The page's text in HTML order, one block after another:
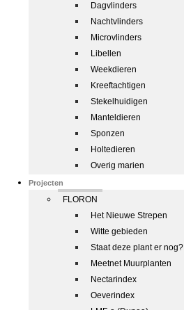
Dagvlinders
Nachtvlinders
Microvlinders
Libellen
Weekdieren
Kreeftachtigen
Stekelhuidigen
Manteldieren
Sponzen
Holtedieren
Overig marien
Projecten
FLORON
Het Nieuwe Strepen
Witte gebieden
Staat deze plant er nog?
Meetnet Muurplanten
Nectarindex
Oeverindex